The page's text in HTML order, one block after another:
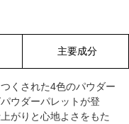
主要成分
くされた4色のパウダー
ウダーパレットが登
がりと心地よさをもた